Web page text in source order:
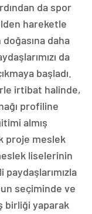
da spor
hareketle
daha
da
başladı.
irtibat halinde,
profiline
almış
proje meslek
liselerinin
seçiminde ve
yaparak